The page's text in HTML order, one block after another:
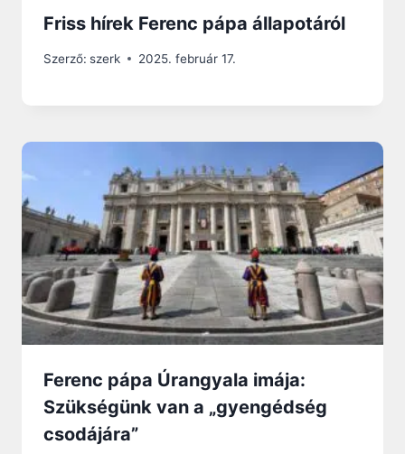
Friss hírek Ferenc pápa állapotáról
Szerző: szerk 2025. február 17.
Ferenc pápa Úrangyala imája:
Szükségünk van a „gyengédség
csodájára”